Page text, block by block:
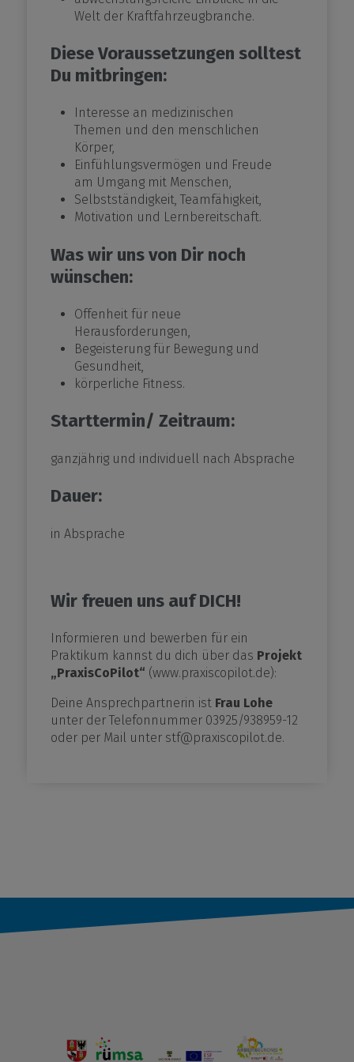
Welt der Kraftfahrzeugbranche.
Diese Voraussetzungen solltest
Du mitbringen:
Interesse an medizinischen
Themen und den menschlichen
Körper,
Einfühlungsvermögen und Freude
am Umgang mit Menschen,
Selbstständigkeit, Teamfähigkeit,
Motivation und Lernbereitschaft.
Was wir uns von Dir noch
wünschen:
Offenheit für neue
Herausforderungen,
Begeisterung für Bewegung und
Gesundheit,
körperliche Fitness.
Starttermin/ Zeitraum:
ganzjährig und individuell nach Absprache
Dauer:
in Absprache
Wir freuen uns auf DICH!
Informieren und bewerben für ein
Praktikum kannst du dich über das Projekt
„PraxisCoPilot“ (www.praxiscopilot.de):
Deine Ansprechpartnerin ist Frau Lohe
unter der Telefonnummer 03925/938959-12
oder per Mail unter stf@praxiscopilot.de.